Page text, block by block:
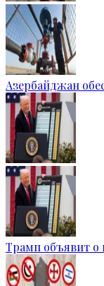
Азербайджан
Трамп объявит о